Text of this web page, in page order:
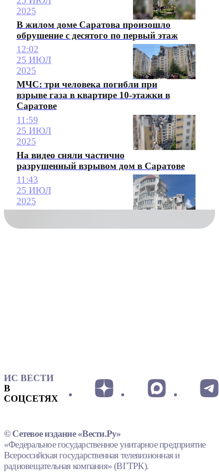
2025
В жилом доме Саратова произошло
обрушение с десятого по первый этаж
12:02
25 ИЮЛ
2025
МЧС: три человека погибли при
взрыве газа в квартире 10-этажки в
Саратове
11:59
25 ИЮЛ
2025
На видео сняли частично
разрушенный взрывом дом в Саратове
11:43
25 ИЮЛ
2025
ИС ВЕСТИ
В
СОЦСЕТЯХ
© Сетевое издание «Вести.Ру»
«Федеральное государственное унитарное предприятие
Всероссийская государственная телевизионная и
радиовещательная компания» (ВГТРК).